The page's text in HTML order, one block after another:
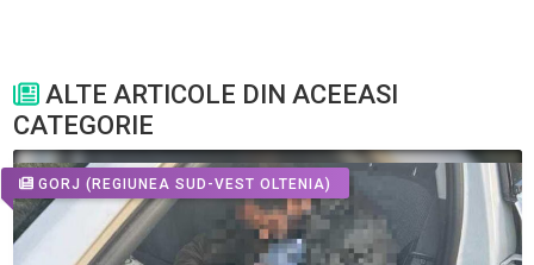
ALTE ARTICOLE DIN ACEEASI
CATEGORIE
GORJ (REGIUNEA SUD-VEST OLTENIA)